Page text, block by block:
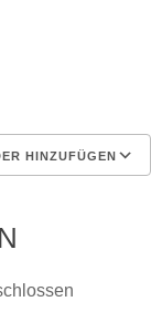
HINZUFÜGEN